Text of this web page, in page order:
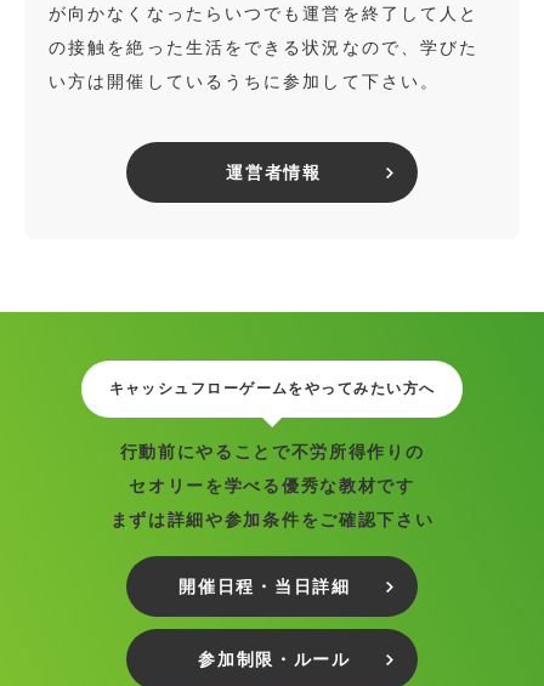
が向かなくなったらいつでも運営を終了して人と
の接触を絶った生活をできる状況なので、学びた
い方は開催しているうちに参加して下さい。
運営者情報
キャッシュフローゲームをやってみたい方へ
行動前にやることで不労所得作りの
セオリーを学べる優秀な教材です
まずは詳細や参加条件をご確認下さい
開催日程・当日詳細
参加制限・ルール